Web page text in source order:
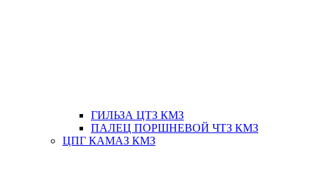
ГИЛЬЗА ЦТЗ КМЗ
ПАЛЕЦ ПОРШНЕВОЙ ЧТЗ КМЗ
ЦПГ КАМАЗ КМЗ